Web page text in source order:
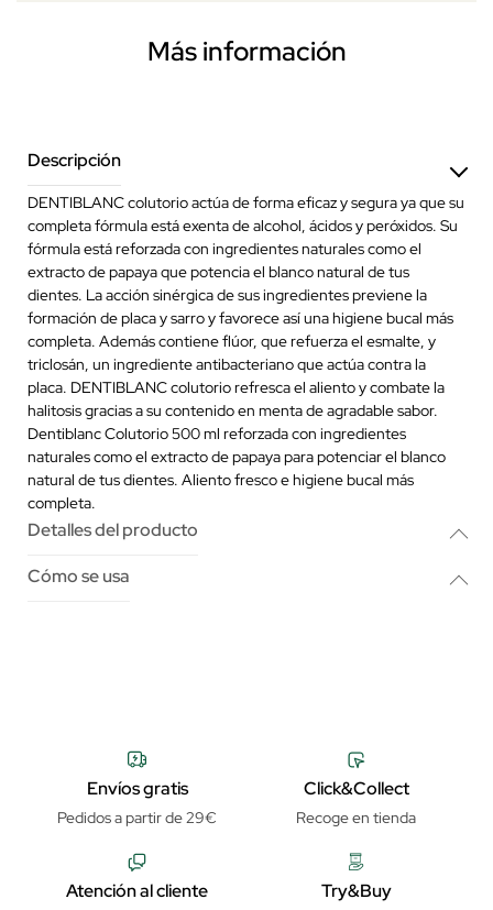
Más información
Descripción
DENTIBLANC colutorio actúa de forma eficaz y segura ya que su
completa fórmula está exenta de alcohol, ácidos y peróxidos. Su
fórmula está reforzada con ingredientes naturales como el
extracto de papaya que potencia el blanco natural de tus
dientes. La acción sinérgica de sus ingredientes previene la
formación de placa y sarro y favorece así una higiene bucal más
completa. Además contiene flúor, que refuerza el esmalte, y
triclosán, un ingrediente antibacteriano que actúa contra la
placa. DENTIBLANC colutorio refresca el aliento y combate la
halitosis gracias a su contenido en menta de agradable sabor.
Dentiblanc Colutorio 500 ml reforzada con ingredientes
naturales como el extracto de papaya para potenciar el blanco
natural de tus dientes. Aliento fresco e higiene bucal más
completa.
Detalles del producto
Cómo se usa
Envíos gratis
Pedidos a partir de 29€
Click&Collect
Recoge en tienda
Atención al cliente Try&Buy